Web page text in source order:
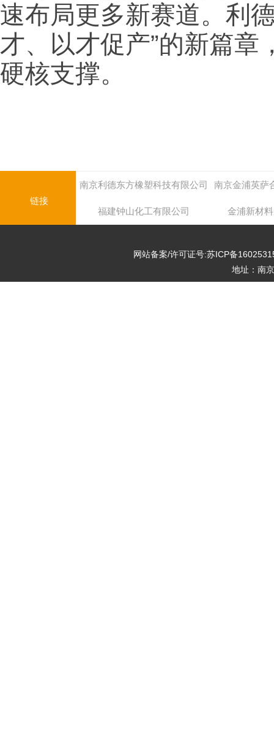
速布局更多新赛道。利
才、以才促产”的新篇
硬核支撑。
链接
南京利德东方橡塑科技有限公司 南京金浦英萨
福建钟山化工有限公司 金浦新材
网站备案/许可证号:苏ICP备
地址：南